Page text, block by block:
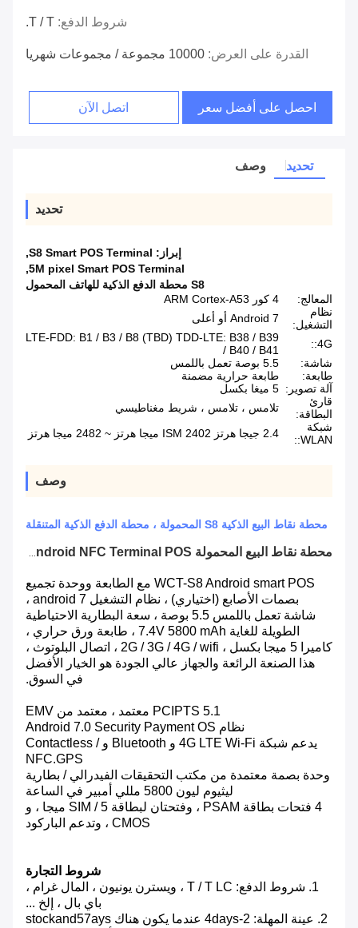
شروط الدفع: T / T.
القدرة على العرض: 10000 مجموعة / مجموعات شهريا
احصل على أفضل سعر اتصل الآن
تحديد وصف
تحديد
إبراز: S8 Smart POS Terminal
,
5M pixel Smart POS Terminal
,
S8 محطة الدفع الذكية للهاتف المحمول
المعالج:
4 كور ARM Cortex-A53
نظام
التشغيل:
Android 7 أو أعلى
4G::
LTE-FDD: B1 / B3 / B8 (TBD) TDD-LTE: B38 / B39
/ B40 / B41
شاشة:
5.5 بوصة تعمل باللمس
طابعة:
طابعة حرارية مضمنة
آلة تصوير: 5 ميغا بكسل
قارئ
البطاقة:
تلامس ، تلامس ، شريط مغناطيسي
شبكة
WLAN::
2.4 جيجا هرتز ISM 2402 ميجا هرتز ~ 2482 ميجا هرتز
وصف
محطة نقاط البيع الذكية S8 المحمولة ، محطة الدفع الذكية المتنقلة
محطة نقاط البيع المحمولة Android NFC Terminal POS مع قارئ بصمات الأصابع
WCT-S8 Android smart POS مع الطابعة ووحدة تجميع
بصمات الأصابع (اختياري) ، نظام التشغيل android 7 ،
شاشة تعمل باللمس 5.5 بوصة ، سعة البطارية الاحتياطية
الطويلة للغاية 7.4V 5800 mAh ، طابعة ورق حراري ،
كاميرا 5 ميجا بكسل ، 2G / 3G / 4G / wifi ، اتصال البلوتوث ،
هذا الصنعة الرائعة والجهاز عالي الجودة هو الخيار الأفضل
في السوق.
PCIPTS 5.1 معتمد ، معتمد من EMV
نظام Android 7.0 Security Payment OS
يدعم شبكة 4G LTE Wi-Fi و Bluetooth و Contactless /
NFC.GPS
وحدة بصمة معتمدة من مكتب التحقيقات الفيدرالي / بطارية
ليثيوم ليون 5800 مللي أمبير في الساعة
4 فتحات بطاقة PSAM ، وفتحتان لبطاقة SIM / 5 ميجا ، و
CMOS ، وتدعم الباركود
شروط التجارة
1. شروط الدفع: T / T LC ، ويسترن يونيون ، المال غرام ،
باي بال ، إلخ ...
2. عينة المهلة: 2-4days عندما يكون هناك stockand57ays